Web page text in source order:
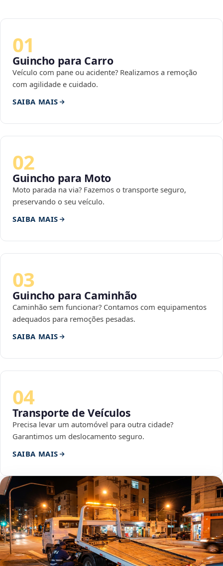
01
Guincho para Carro
Veículo com pane ou acidente? Realizamos a remoção
com agilidade e cuidado.
SAIBA MAIS
02
Guincho para Moto
Moto parada na via? Fazemos o transporte seguro,
preservando o seu veículo.
SAIBA MAIS
03
Guincho para Caminhão
Caminhão sem funcionar? Contamos com equipamentos
adequados para remoções pesadas.
SAIBA MAIS
04
Transporte de Veículos
Precisa levar um automóvel para outra cidade?
Garantimos um deslocamento seguro.
SAIBA MAIS